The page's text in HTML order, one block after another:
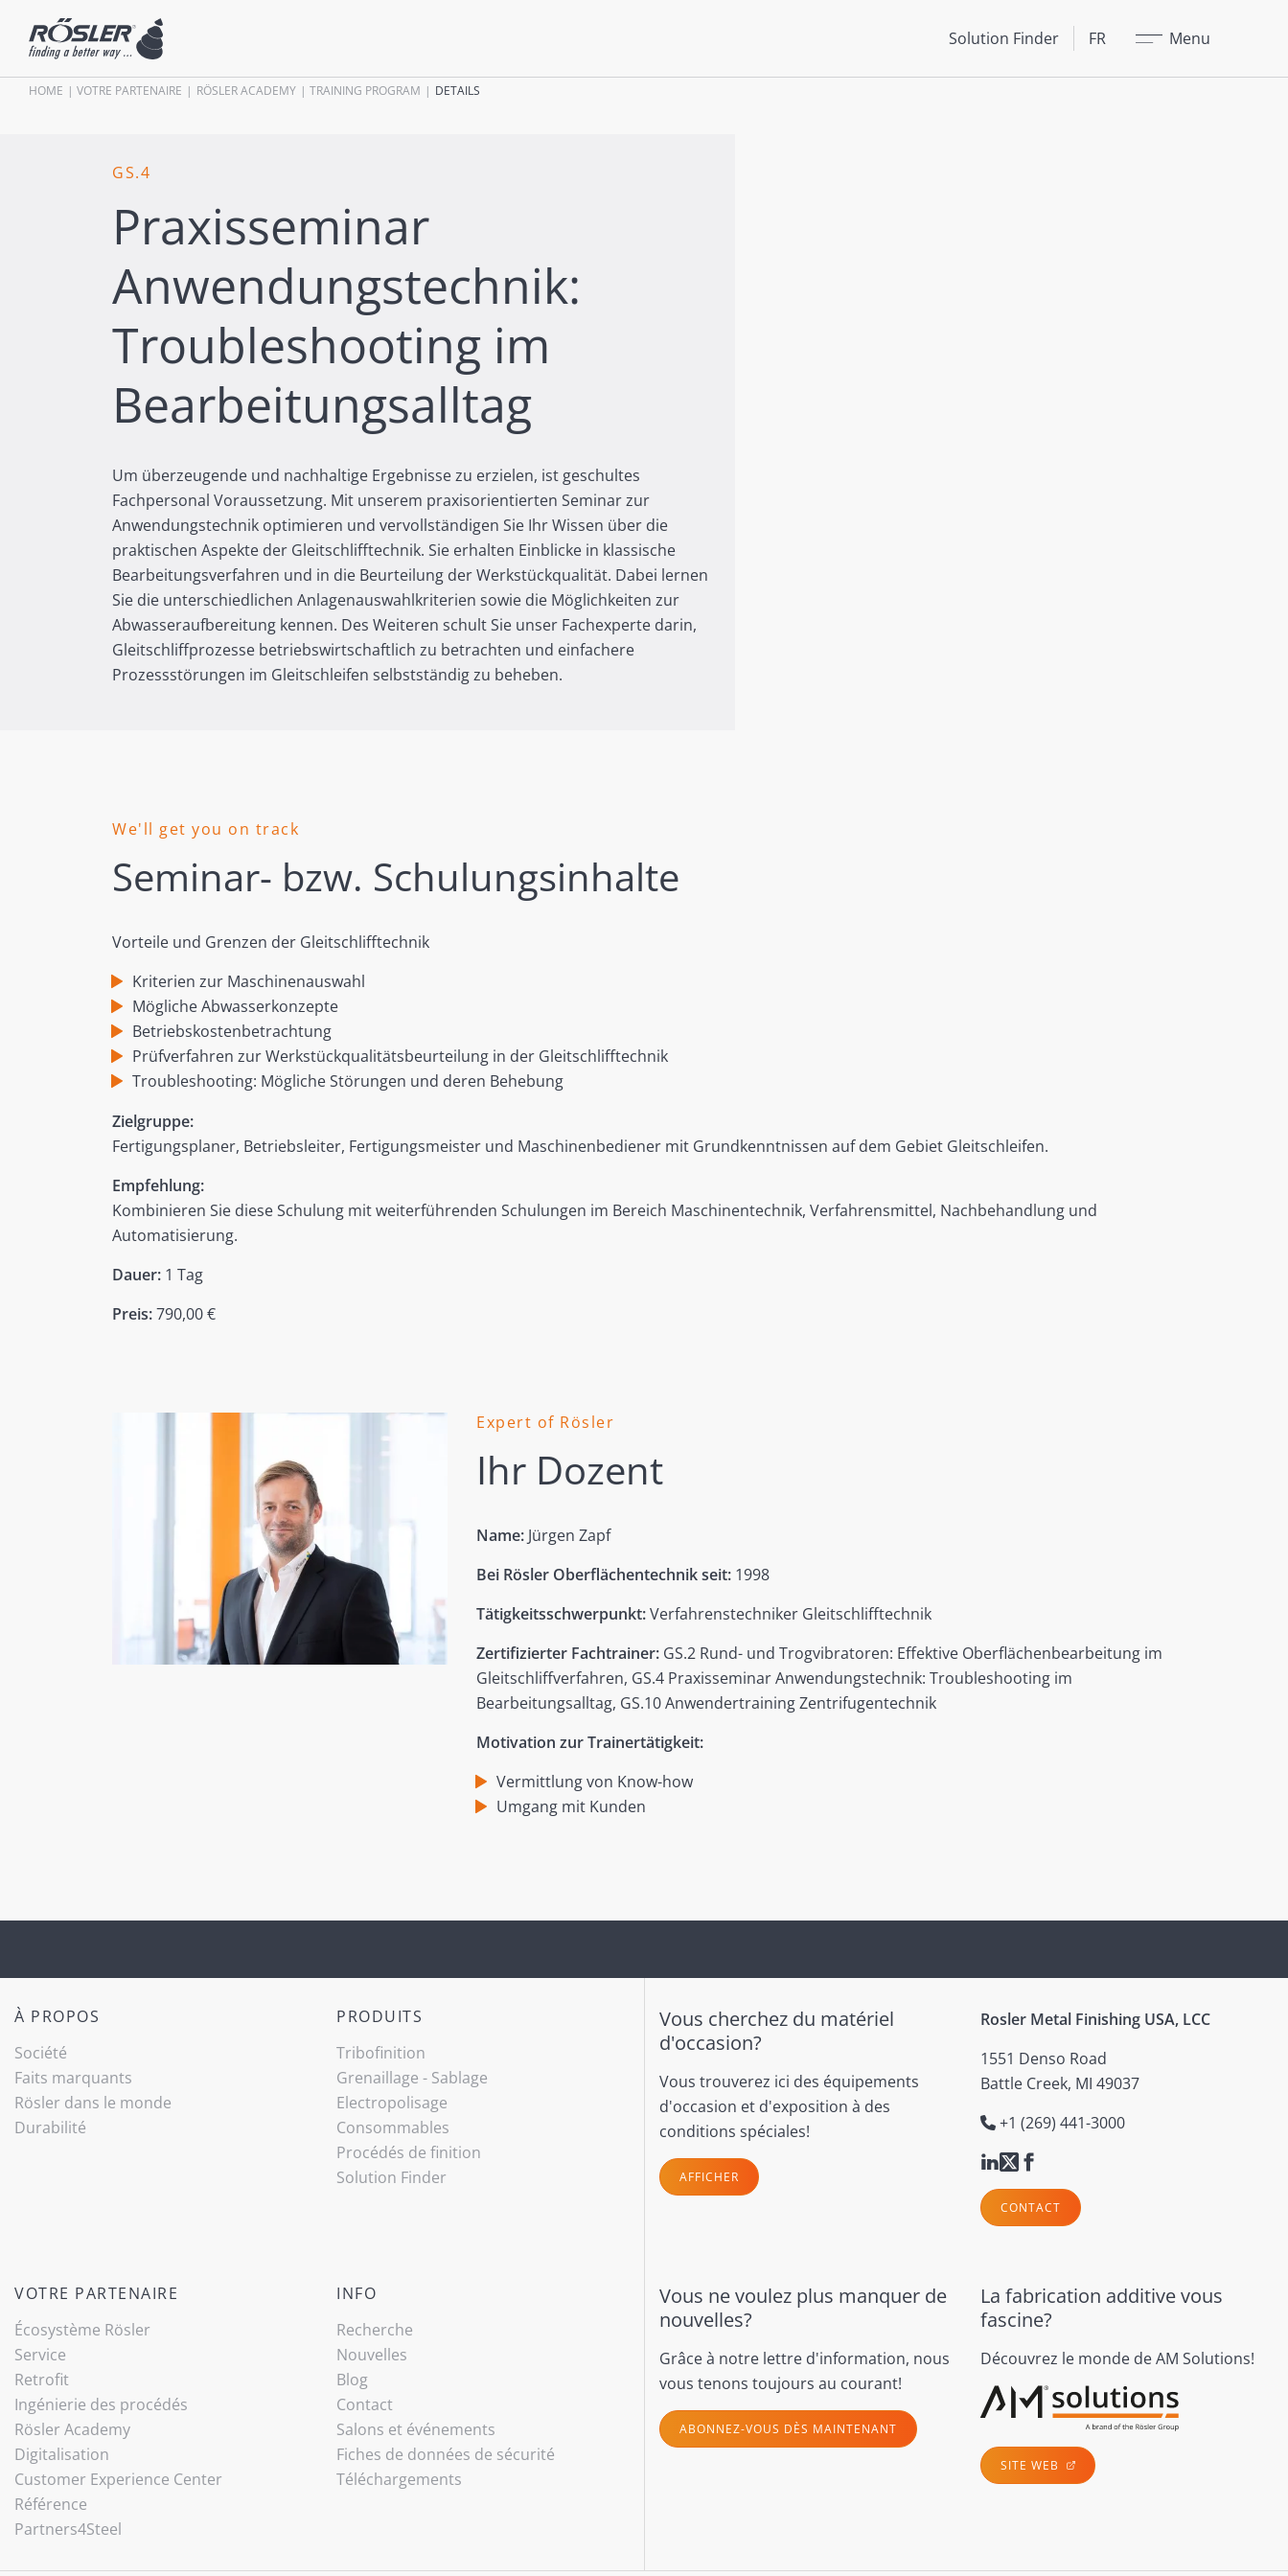
Solution Finder FR Menu
HOME VOTRE PARTENAIRE RÖSLER ACADEMY TRAINING PROGRAM DETAILS
GS.4
Praxisseminar
Anwendungstechnik:
Troubleshooting im
Bearbeitungsalltag
Um überzeugende und nachhaltige Ergebnisse zu erzielen, ist geschultes
Fachpersonal Voraussetzung. Mit unserem praxisorientierten Seminar zur
Anwendungstechnik optimieren und vervollständigen Sie Ihr Wissen über die
praktischen Aspekte der Gleitschlifftechnik. Sie erhalten Einblicke in klassische
Bearbeitungsverfahren und in die Beurteilung der Werkstückqualität. Dabei lernen
Sie die unterschiedlichen Anlagenauswahlkriterien sowie die Möglichkeiten zur
Abwasseraufbereitung kennen. Des Weiteren schult Sie unser Fachexperte darin,
Gleitschliffprozesse betriebswirtschaftlich zu betrachten und einfachere
Prozessstörungen im Gleitschleifen selbstständig zu beheben.
We'll get you on track
Seminar- bzw. Schulungsinhalte
Vorteile und Grenzen der Gleitschlifftechnik
Kriterien zur Maschinenauswahl
Mögliche Abwasserkonzepte
Betriebskostenbetrachtung
Prüfverfahren zur Werkstückqualitätsbeurteilung in der Gleitschlifftechnik
Troubleshooting: Mögliche Störungen und deren Behebung
Zielgruppe:
Fertigungsplaner, Betriebsleiter, Fertigungsmeister und Maschinenbediener mit Grundkenntnissen auf dem Gebiet Gleitschleifen.
Empfehlung:
Kombinieren Sie diese Schulung mit weiterführenden Schulungen im Bereich Maschinentechnik, Verfahrensmittel, Nachbehandlung und
Automatisierung.
Dauer: 1 Tag
Preis:790,00 €
Expert of Rösler
Ihr Dozent
Name: Jürgen Zapf
Bei Rösler Oberflächentechnik seit: 1998
Tätigkeitsschwerpunkt:Verfahrenstechniker Gleitschlifftechnik
Zertifizierter Fachtrainer: GS.2 Rund- und Trogvibratoren: Effektive Oberflächenbearbeitung im
Gleitschliffverfahren, GS.4 Praxisseminar Anwendungstechnik: Troubleshooting im
Bearbeitungsalltag, GS.10 Anwendertraining Zentrifugentechnik
Motivation zur Trainertätigkeit:
Vermittlung von Know-how
Umgang mit Kunden
Rosler Metal Finishing USA, LCC
1551 Denso Road
Battle Creek, MI 49037
+1 (269) 441-3000
CONTACT
À PROPOS
Société
Faits marquants
Rösler dans le monde
Durabilité
PRODUITS
Tribo­finition
Grenaillage - Sablage
Electropolisage
Consommables
Procédés de finition
Solution Finder
VOTRE PARTENAIRE
Écosystème Rösler
Service
Retrofit
Ingénierie des procédés
Rösler Academy
Digitalisation
Customer Experience Center
Référence
Partners4Steel
INFO
Recherche
Nouvelles
Blog
Contact
Salons et événements
Fiches de données de sécurité
Téléchargements
Vous cherchez du matériel
d'occasion?
Vous trouverez ici des équipements
d'occasion et d'exposition à des
conditions spéciales!
AFFICHER
Vous ne voulez plus manquer de
nouvelles?
Grâce à notre lettre d'information, nous
vous tenons toujours au courant!
ABONNEZ-VOUS DÈS MAINTENANT
La fabrication additive vous
fascine?
Découvrez le monde de AM Solutions!
SITE WEB